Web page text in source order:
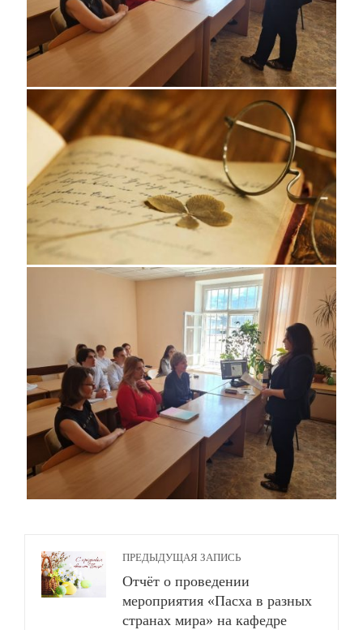
ПРЕДЫДУЩАЯ ЗАПИСЬ
Отчёт о проведении
мероприятия «Пасха в разных
странах мира» на кафедре